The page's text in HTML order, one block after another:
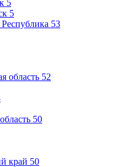
5
5
53
область 52
50
край 50